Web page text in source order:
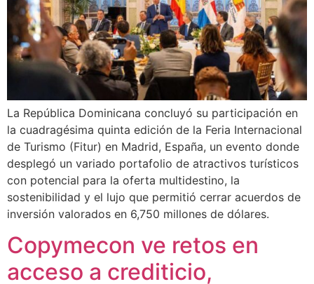
La República Dominicana concluyó su participación en
la cuadragésima quinta edición de la Feria Internacional
de Turismo (Fitur) en Madrid, España, un evento donde
desplegó un variado portafolio de atractivos turísticos
con potencial para la oferta multidestino, la
sostenibilidad y el lujo que permitió cerrar acuerdos de
inversión valorados en 6,750 millones de dólares.
Copymecon ve retos en
acceso a crediticio,